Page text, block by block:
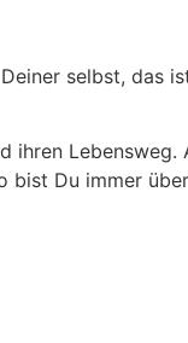
selbst, das
ihren Lebensweg.
bist Du immer